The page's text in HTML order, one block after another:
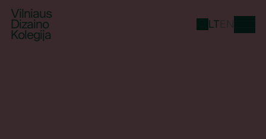
Vilniaus
Dizaino
Kolegija
LT